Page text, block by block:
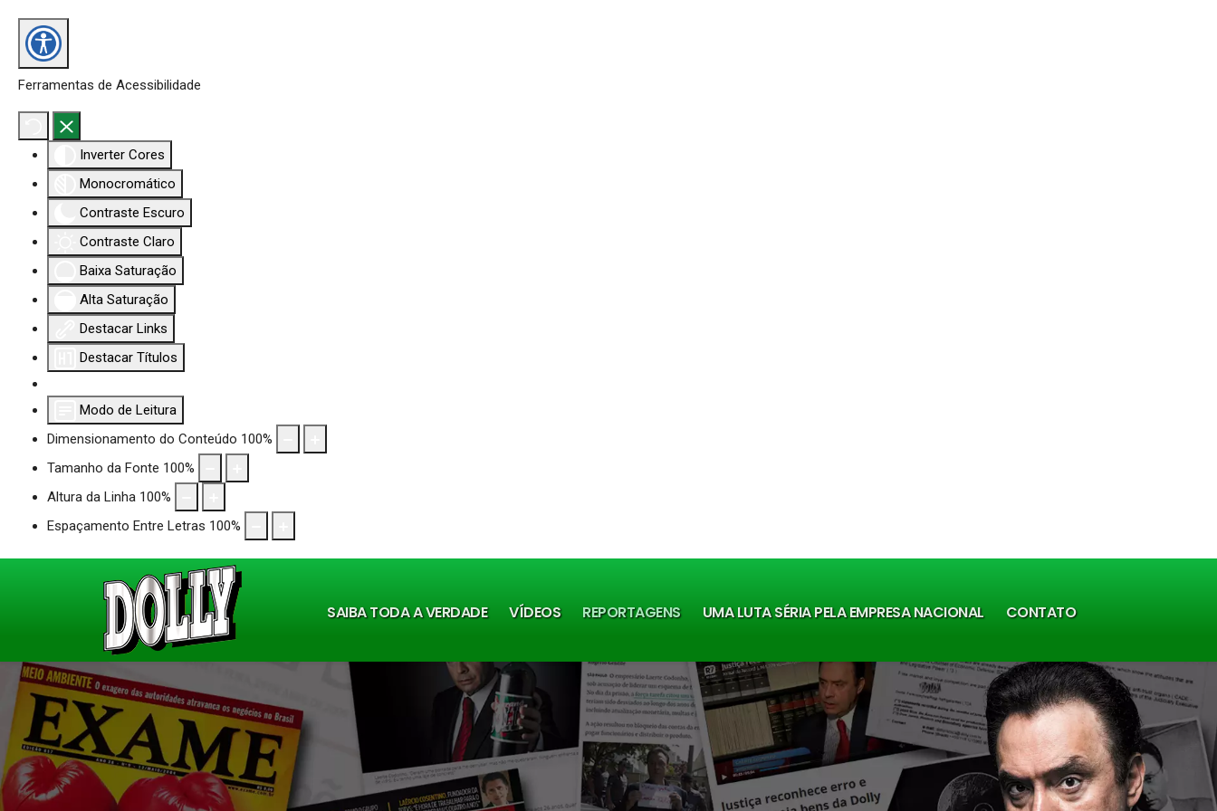
Ferramentas de Acessibilidade
Inverter Cores
Monocromático
Contraste Escuro
Contraste Claro
Baixa Saturação
Alta Saturação
Destacar Links
Destacar Títulos
Modo de Leitura
Dimensionamento do Conteúdo 100%
Tamanho da Fonte 100%
Altura da Linha 100%
Espaçamento Entre Letras 100%
SAIBA TODA A VERDADE VÍDEOS REPORTAGENS UMA LUTA SÉRIA PELA EMPRESA NACIONAL CONTATO